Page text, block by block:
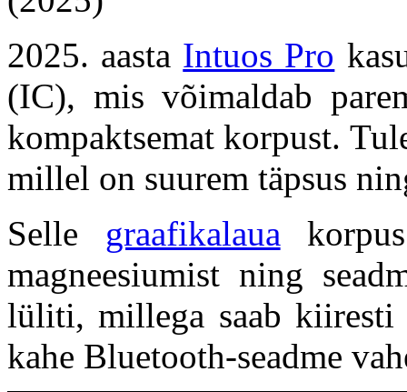
2025. aasta Intuos Pro
(IC), mis võimaldab
kompaktsemat korpust.
millel on suurem täpsus
Selle graafikalaua
magneesiumist ning
lüliti, millega saab kiiresti
kahe Bluetooth-seadme